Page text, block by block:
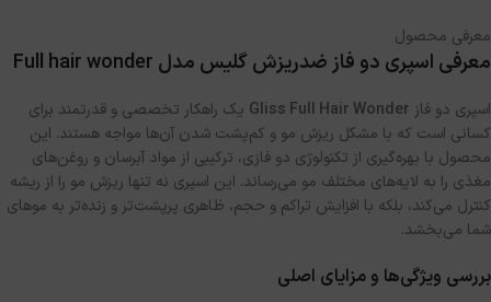
معرفی محصول
معرفی اسپری دو فاز ضدریزش گلیس مدل Full hair wonder
اسپری دو فاز Gliss Full Hair Wonder یک راهکار تخصصی و قدرتمند برای
کسانی است که با مشکل ریزش مو و کم‌پشت شدن آن‌ها مواجه هستند. این
محصول با بهره‌گیری از تکنولوژی دو فازی، ترکیبی از مواد آبرسان و روغن‌های
مغذی را به لایه‌های مختلف مو می‌رساند. این اسپری نه تنها ریزش مو را از ریشه
کنترل می‌کند، بلکه با افزایش تراکم و حجم، ظاهری پرپشت‌تر و زنده‌تر به موهای
شما می‌بخشد.
بررسی ویژگی‌ها و مزایای اصلی